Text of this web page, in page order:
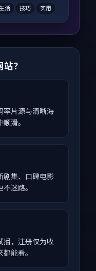
活 技巧 实用
？
率片源与清晰海
滑。
剧集、口碑电影
迷路。
播，注册仅为收
能看。